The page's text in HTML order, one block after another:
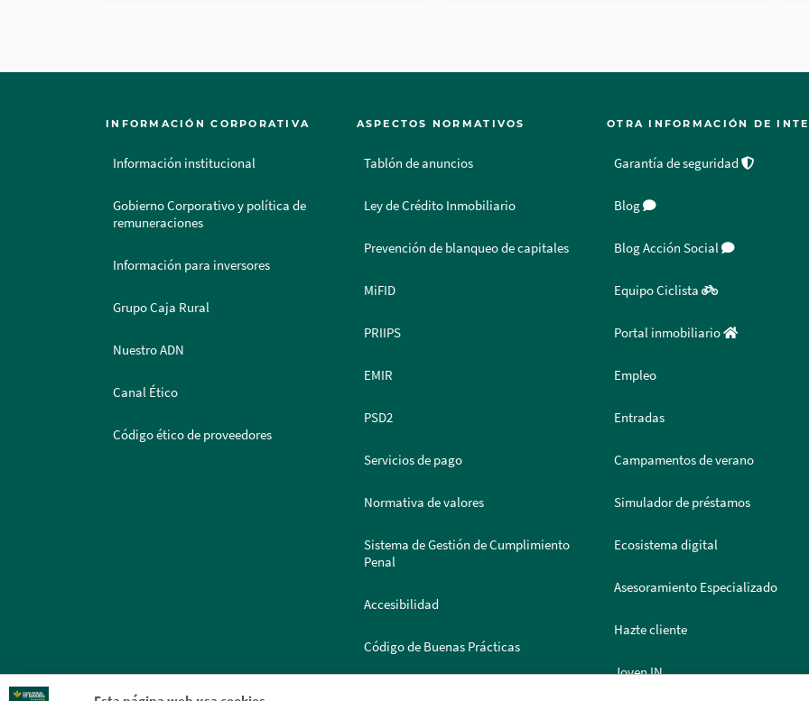
INFORMACIÓN CORPORATIVA
Información institucional
Gobierno Corporativo y política de
remuneraciones
Información para inversores
Grupo Caja Rural
Nuestro ADN
Canal Ético
Código ético de proveedores
ASPECTOS NORMATIVOS
Tablón de anuncios
Ley de Crédito Inmobiliario
Prevención de blanqueo de capitales
MiFID
PRIIPS
EMIR
PSD2
Servicios de pago
Normativa de valores
Sistema de Gestión de Cumplimiento
Penal
Accesibilidad
Código de Buenas Prácticas
OTRA INFORMACIÓN DE
Garantía de seguridad
Blog
Blog Acción Social
Equipo Ciclista
Portal inmobiliario
Empleo
Entradas
Campamentos de verano
Simulador de préstamos
Ecosistema digital
Asesoramiento Especializado
Hazte cliente
Joven IN